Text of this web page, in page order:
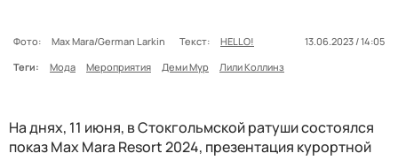
Фото: Max Mara/German Larkin Текст: HELLO!
13.06.2023 / 14:05
Теги:
Мода Мероприятия Деми Мур Лили Коллинз
На днях, 11 июня, в Стокгольмской ратуши состоялся
показ Max Mara Resort 2024, презентация курортной